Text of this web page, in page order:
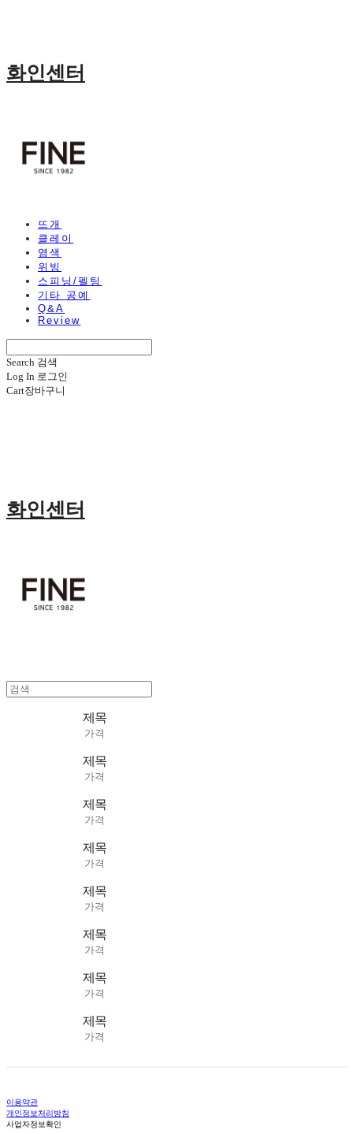
화인센터
뜨개
클레이
염색
위빙
스피닝/펠팅
기타 공예
Q&A
Review
Search 검색
Log In 로그인
Cart장바구니
화인센터
제목
가격
제목
가격
제목
가격
제목
가격
제목
가격
제목
가격
제목
가격
제목
가격
이용약관
개인정보처리방침
사업자정보확인